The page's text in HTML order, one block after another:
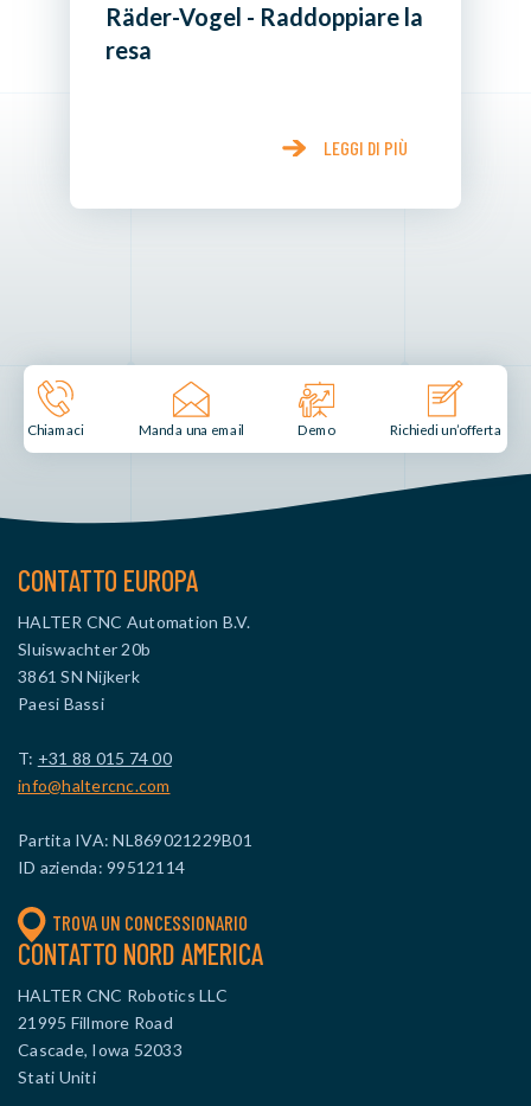
Räder-Vogel - Raddoppiare la
resa
LEGGI DI PIÙ
Chiamaci Manda una email Demo Richiedi un’offerta
CONTATTO EUROPA
HALTER CNC Automation B.V.
Sluiswachter 20b
3861 SN Nijkerk
Paesi Bassi
T: +31 88 015 74 00
info@haltercnc.com
Partita IVA: NL869021229B01
ID azienda: 99512114
TROVA UN CONCESSIONARIO
CONTATTO NORD AMERICA
HALTER CNC Robotics LLC
21995 Fillmore Road
Cascade, Iowa 52033
Stati Uniti